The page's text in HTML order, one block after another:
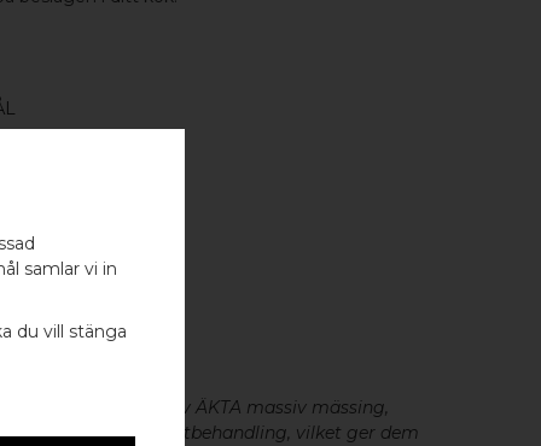
- 2 ST
är tillverkade av ÄKTA massiv mässing,
utan metallisk ytbehandling, vilket ger dem
samlar vi in
du vill stänga